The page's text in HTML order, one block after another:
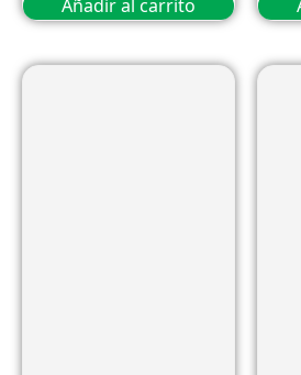
Añadir al carrito